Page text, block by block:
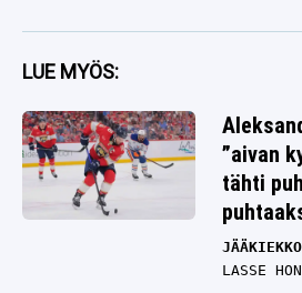
LUE MYÖS:
”aivan
tähti
JÄÄKIEKKO
LASSE